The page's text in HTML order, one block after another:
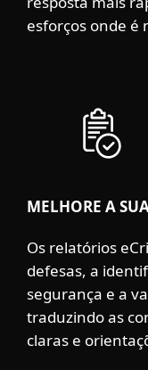
esforços onde é
MELHORE A
Os relatórios
defesas, a
segurança e a
traduzindo as
claras e